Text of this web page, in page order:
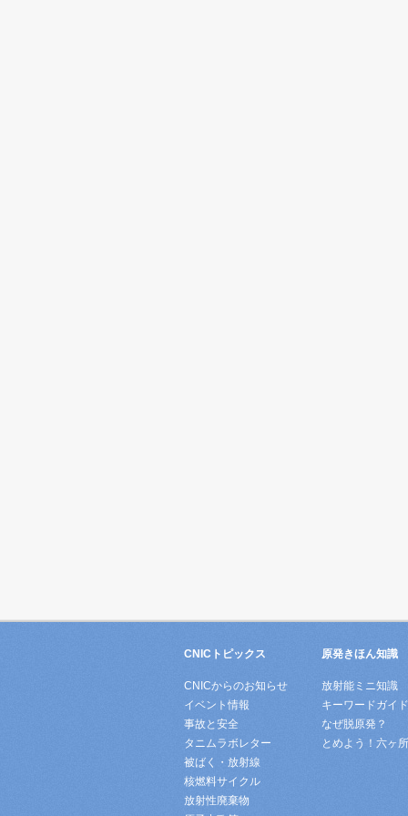
CNICトピックス
CNICからのお知らせ
イベント情報
事故と安全
タニムラボレター
被ばく・放射線
核燃料サイクル
放射性廃棄物
原発きほん知識
放射能ミニ知識
キーワードガイド
なぜ脱原発？
とめよう！六ヶ